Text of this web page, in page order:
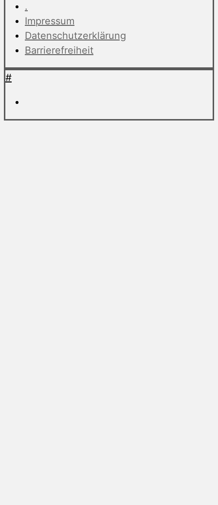
.
Impressum
Datenschutzerklärung
Barrierefreiheit
#